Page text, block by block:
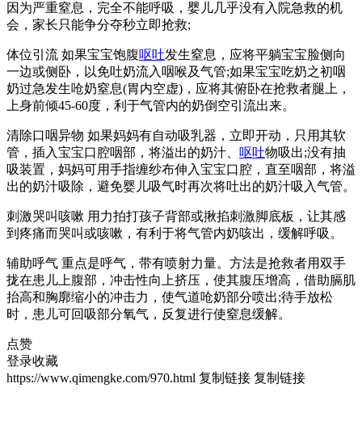
因为严重窒息，完全不能呼吸，婴儿几乎没有入院急救的机
会，家长只能争分夺秒立即抢救;
体位引流 如果宝宝饱腹呕吐发生窒息，应将平躺宝宝脸侧向
一边或侧卧，以免吐奶流入咽喉及气管;如果宝宝吃奶之初咽
奶过急发生呛奶窒息(胃内空虚)，应将其俯卧在抢救者腿上，
上身前倾45-60度，利于气管内的奶倒空引流出来。
清除口咽异物 如果妈妈有自动吸乳器，立即开动，只用其软
管，插入宝宝口腔咽部，将溢出的奶汁、 呕吐物吸出;没有抽
吸装置，妈妈可用手指缠纱布伸入宝宝口腔，直至咽部，将溢
出的奶汁吸除，避免婴儿吸气时再次将吐出的奶汁吸入气管。
刺激哭叫咳嗽 用力拍打孩子背部或揪掐刺激脚底板，让其感
到疼痛而哭叫或咳嗽，有利于将气管内奶咳出，缓解呼吸。
辅助呼气 重点是呼气，带有喷射力量。方法是抢救者用双手
拢在患儿上腹部，冲击性向上挤压，使其腹压增高，借助膈肌
抬高和胸廓缩小的冲击力，使气道呛奶部分喷出;待手放松
时，患儿可回吸部分氧气，反复进行使窒息缓解。
点赞
登录收藏
https://www.qimengke.com/970.html 复制链接 复制链接